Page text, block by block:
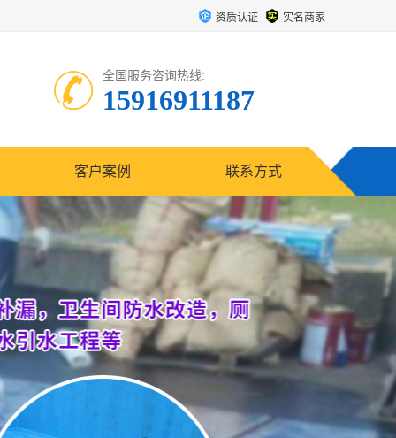
资质认证 实名商家
全国服务咨询热线:
15916911187
客户案例 联系方式